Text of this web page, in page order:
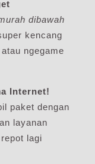
dibawah
kencang
ngegame
Internet!
paket dengan
layanan
lagi